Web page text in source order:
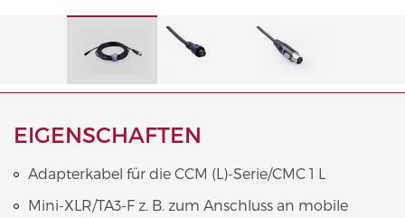
EIGENSCHAFTEN
Adapterkabel für die CCM (L)-Serie/CMC 1 L
Mini-XLR/TA3-F z. B. zum Anschluss an mobile